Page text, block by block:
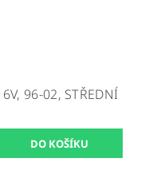
96-02, STŘEDNÍ